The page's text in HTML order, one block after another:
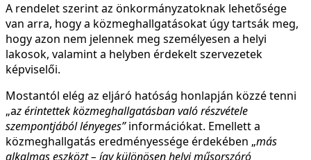
A rendelet szerint az önkormányzatoknak lehetősége
van arra, hogy a közmeghallgatásokat úgy tartsák meg,
hogy azon nem jelennek meg személyesen a helyi
lakosok, valamint a helyben érdekelt szervezetek
képviselői.
Mostantól elég az eljáró hatóság honlapján közzé tenni
„az érintettek közmeghallgatásban való részvétele
szempontjából lényeges”információkat. Emellett a
közmeghallgatás eredményessége érdekében „más
alkalmas eszközt – így különösen helyi műsorszóró